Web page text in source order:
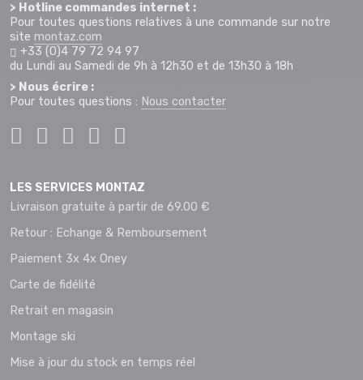
> Hotline commandes internet :
Pour toutes questions relatives à une commande sur notre
site montaz.com
+33 (0)4 79 72 94 97
du Lundi au Samedi de 9h à 12h30 et de 13h30 à 18h
> Nous écrire :
Pour toutes questions : Nous contacter
LES SERVICES MONTAZ
Livraison gratuite à partir de 69.00 €
Retour : Echange & Remboursement
Paiement 3x 4x Oney
Carte de fidélité
Retrait en magasin
Montage ski
Mise à jour du stock en temps réel